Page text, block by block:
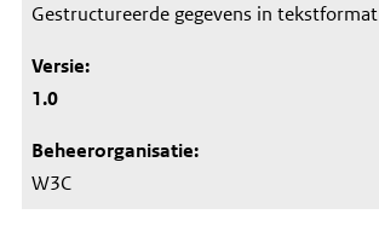
Gestructureerde gegevens in tekstformat
1.0
W3C